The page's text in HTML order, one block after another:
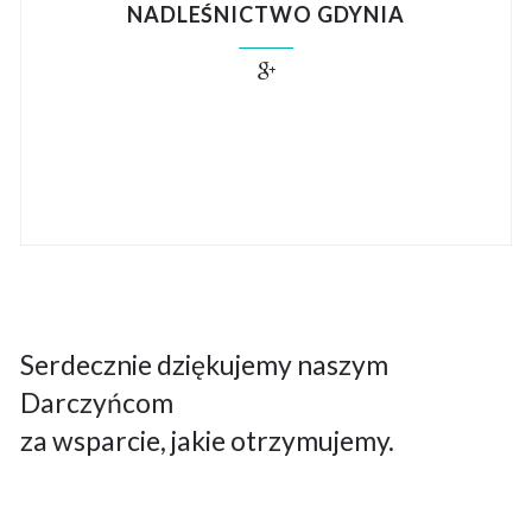
NADLEŚNICTWO GDYNIA
Serdecznie dziękujemy naszym
Darczyńcom
za wsparcie, jakie otrzymujemy.